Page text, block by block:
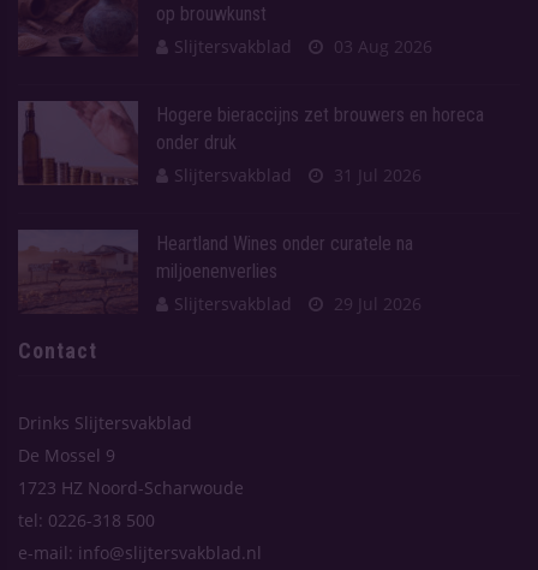
op brouwkunst
Slijtersvakblad
03 Aug 2026
Hogere bieraccijns zet brouwers en horeca
onder druk
Slijtersvakblad
31 Jul 2026
Heartland Wines onder curatele na
miljoenenverlies
Slijtersvakblad
29 Jul 2026
Contact
Drinks Slijtersvakblad
De Mossel 9
1723 HZ Noord-Scharwoude
tel: 0226-318 500
e-mail: info@slijtersvakblad.nl